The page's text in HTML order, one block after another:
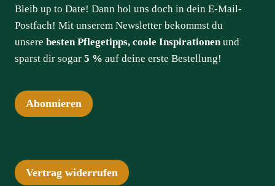
Bleib up to Date! Dann hol uns doch in dein E-Mail-
Postfach! Mit unserem Newsletter bekommst du
unsere besten Pflegetipps, coole Inspirationenund
sparst dir sogar 5 % auf deine erste Bestellung!
Abonnieren
Vertrag widerrufen